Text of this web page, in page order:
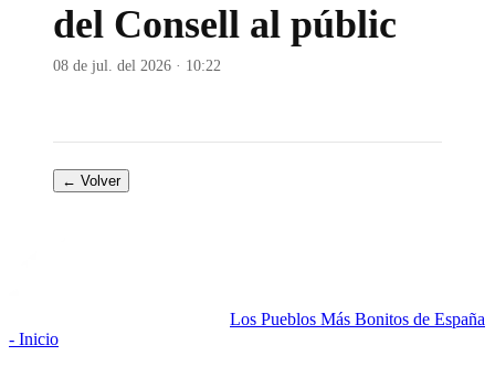
del Consell al públic
08 de jul. del 2026 · 10:22
← Volver
Los Pueblos Más Bonitos de España
- Inicio